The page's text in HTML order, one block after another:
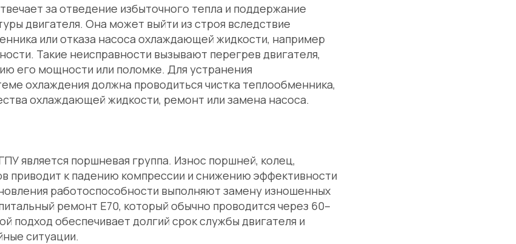
за отведение избыточного тепла и поддержание
двигателя. Она может выйти из строя вследствие
или отказа насоса охлаждающей жидкости, например
Такие неисправности вызывают перегрев двигателя,
его мощности или поломке. Для устранения
охлаждения должна проводиться чистка теплообменника,
охлаждающей жидкости, ремонт или замена насоса.
является поршневая группа. Износ поршней, колец,
приводит к падению компрессии и снижению эффективности
работоспособности выполняют замену изношенных
ремонт Е70, который обычно проводится через 60–
подход обеспечивает долгий срок службы двигателя и
ситуации.